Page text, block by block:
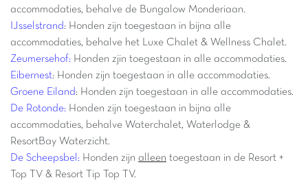
accommodaties, behalve de Bungalow Monderiaan.
IJsselstrand : Honden zijn toegestaan in bijna alle
accommodaties, behalve het Luxe Chalet & Wellness Chalet.
Zeumersehof: Honden zjin toegestaan in alle accommodaties.
Eibernest: Honden zijn toegestaan in alle accommodaties.
Groene Eiland : Honden zijn toegestaan in alle accommodaties.
De Rotonde: Honden zijn toegestaan in bijna alle
accommodaties, behalve Waterchalet, Waterlodge &
ResortBay Waterzicht.
De Scheepsbel : Honden zijn alleen toegestaan in de Resort +
Top TV & Resort Tip Top TV.